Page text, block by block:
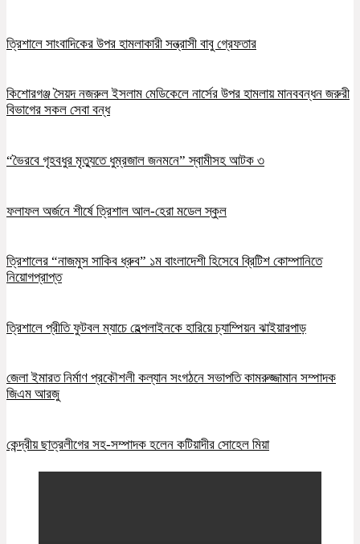
ত্রিশালে সাংবাদিকের উপর হামলাকারী সন্ত্রাসী বাবু গ্রেফতার
কিশোরগঞ্জ সৈয়দ নজরুল ইসলাম মেডিকেলে নার্সের উপর হামলায় মানববন্ধন জরুরী
বিভাগের সকল সেবা বন্ধ
“ভৈরবে গৃহবধুর মৃত্যুতে ধুম্রজাল জনমনে” স্বামীসহ আটক ৩
ফলাফল অর্জনে শীর্ষে ত্রিশাল আল-হেরা মডেল স্কুল
ত্রিশালের “নাজমুস সাকিব ধ্রুব” ১ম বাংলাদেশী হিসেবে ব্রিটিশ কোম্পানিতে
নিয়োগপ্রাপ্ত
ত্রিশালে প্রীতি ফুটবল ম্যাচে হেল্পলাইনকে হারিয়ে চ্যাম্পিয়ন ঝাইয়ারপাড়
জেলা ইমারত নির্মাণ প্রকৌশলী কল্যান সংগঠনে সভাপতি কামরুজ্জামান সম্পাদক
জিএম আরজু
কেন্দ্রীয় ছাত্রলীগের সহ-সম্পাদক হলেন কটিয়াদীর সোহেল মিয়া